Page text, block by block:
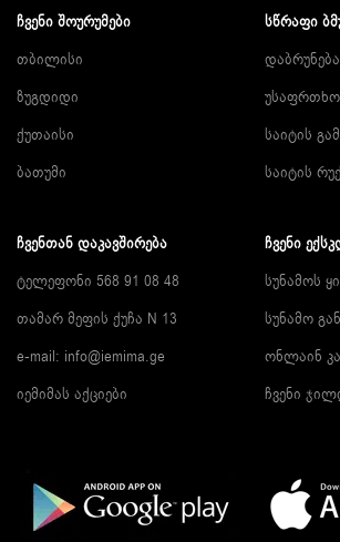
ᲩᲕᲔᲜᲘ ᲨᲝᲣᲠᲣᲛᲔᲑᲘ
თბილისი
ზუგდიდი
ქუთაისი
ბათუმი
ᲡᲬᲠᲐᲤᲘ
საიტის
საიტის
ᲩᲕᲔᲜᲗᲐᲜ ᲓᲐᲙᲐᲕᲨᲘᲠᲔᲑᲐ
ტელეფონი 568 91 08 48
თამარ მეფის ქუჩა N 13
e-mail: info@iemima.ge
იემიმას აქციები
ᲩᲕᲔᲜᲘ
სუნამოს
სუნამო
ონლაინ
ჩვენი